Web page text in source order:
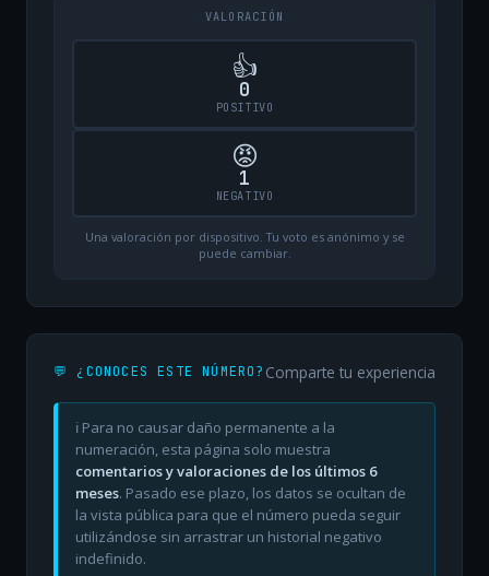
VALORACIÓN
👍
0
POSITIVO
😡
1
NEGATIVO
Una valoración por dispositivo. Tu voto es anónimo y se
puede cambiar.
💬 ¿CONOCES ESTE NÚMERO? Comparte tu experiencia
ℹ️ Para no causar daño permanente a la
numeración, esta página solo muestra
comentarios y valoraciones de los últimos 6
meses. Pasado ese plazo, los datos se ocultan de
la vista pública para que el número pueda seguir
utilizándose sin arrastrar un historial negativo
indefinido.